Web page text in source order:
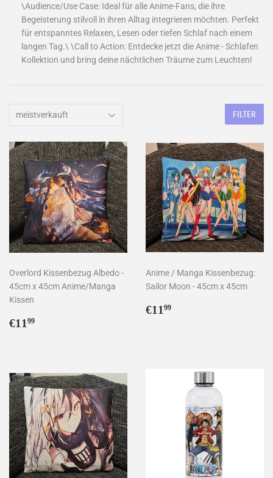
\Audience/Use Case: Ideal für alle Anime-Fans, die ihre
Begeisterung stilvoll in ihren Alltag integrieren möchten. Perfekt
für entspanntes Relaxen, Lesen oder tiefen Schlaf nach einem
langen Tag.\ \Call to Action: Entdecke jetzt die Anime - Schlafen
Kollektion und bring deine nächtlichen Träume zum Leuchten!
FILTER
Overlord Kissenbezug Albedo -
45cm x 45cm Anime/Manga
Kissen
Normaler
€11 99
Anime / Manga Kissenbezug:
Sailor Moon - 45cm x 45cm
Normaler
€11 99